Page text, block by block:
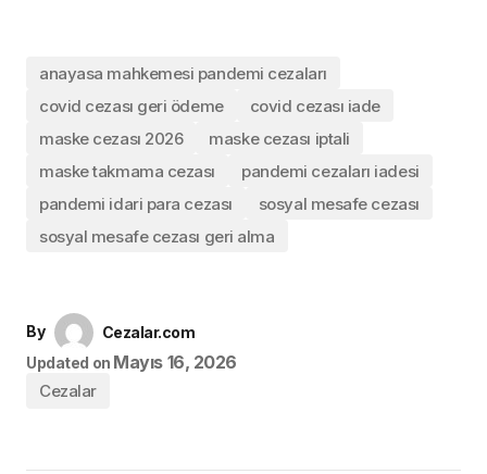
anayasa mahkemesi pandemi cezaları
covid cezası geri ödeme
covid cezası iade
maske cezası 2026
maske cezası iptali
maske takmama cezası
pandemi cezaları iadesi
pandemi idari para cezası
sosyal mesafe cezası
sosyal mesafe cezası geri alma
By
Cezalar.com
Updated on Mayıs 16, 2026
Cezalar